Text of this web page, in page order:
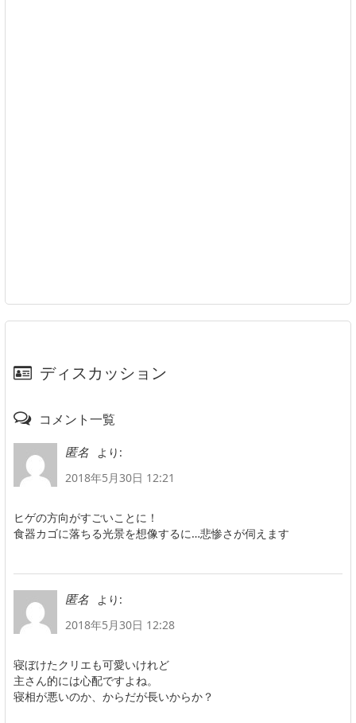
ディスカッション
コメント一覧
匿名
より:
2018年5月30日 12:21
ヒゲの方向がすごいことに！
食器カゴに落ちる光景を想像するに…悲惨さが伺えます
匿名
より:
2018年5月30日 12:28
寝ぼけたクリエも可愛いけれど
主さん的には心配ですよね。
寝相が悪いのか、からだが長いからか？